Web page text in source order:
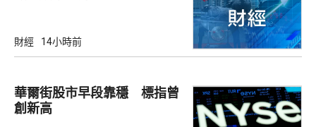
財經 14小時前
華爾街股市早段靠穩 標指曾
創新高